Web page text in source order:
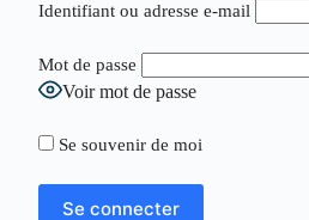
Identifiant ou adresse e-mail
Mot de passe
Voir mot de passe
Se souvenir de moi